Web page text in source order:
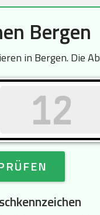
Bergen
in Bergen. Die